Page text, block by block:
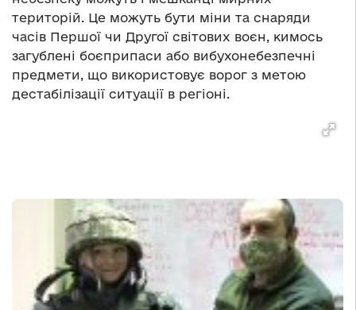
територій. Це можуть бути міни та снаряди
часів Першої чи Другої світових воєн, кимось
загублені боєприпаси або вибухонебезпечні
предмети, що використовує ворог з метою
дестабілізації ситуації в регіоні.